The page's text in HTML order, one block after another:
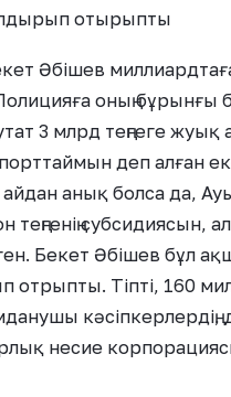
отырыпты
Әбішев
оның бұрынғы
3 млрд теңгеге жуық
деп алған
айдан анық болса да,
субсидиясын,
Бекет Әбішев бұл
отрыпты. Тіпті, 160
кәсіпкерлердің,
несие корпорациясы